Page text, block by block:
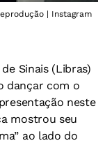
| Instagram
Sinais (Libras)
dançar com o
neste
mostrou seu
ao lado do